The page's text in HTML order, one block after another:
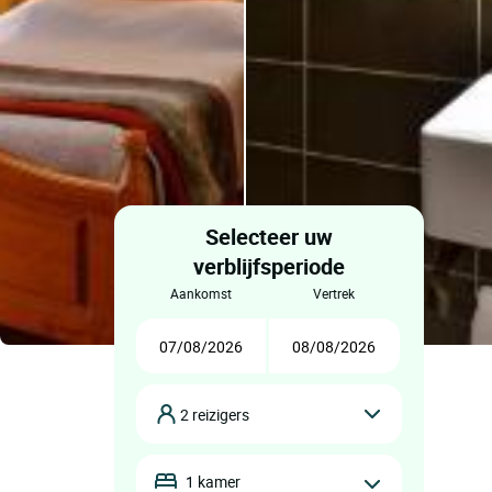
Selecteer uw
verblijfsperiode
aankomst vertrek
2 reizigers
1 kamer